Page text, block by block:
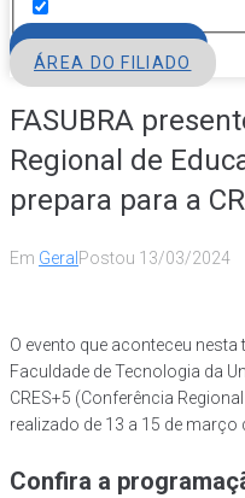
ÁREA DO FILIADO
FASUBRA
Regional de
prepara para a
Em Geral Postou 13/03/2024
O evento que aconteceu
Faculdade de Tecnologia da
CRES+5 (Conferência
realizado de 13 a 15 de março
Confira a